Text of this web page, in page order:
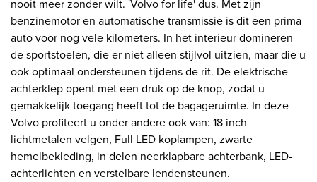
nooit meer zonder wilt. 'Volvo for life' dus. Met zijn
benzinemotor en automatische transmissie is dit een prima
auto voor nog vele kilometers. In het interieur domineren
de sportstoelen, die er niet alleen stijlvol uitzien, maar die u
ook optimaal ondersteunen tijdens de rit. De elektrische
achterklep opent met een druk op de knop, zodat u
gemakkelijk toegang heeft tot de bagageruimte. In deze
Volvo profiteert u onder andere ook van: 18 inch
lichtmetalen velgen, Full LED koplampen, zwarte
hemelbekleding, in delen neerklapbare achterbank, LED-
achterlichten en verstelbare lendensteunen.